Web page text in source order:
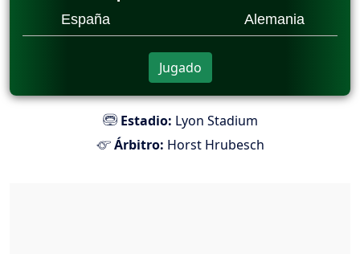
España Alemania
Jugado
Estadio: Lyon Stadium
Árbitro: Horst Hrubesch